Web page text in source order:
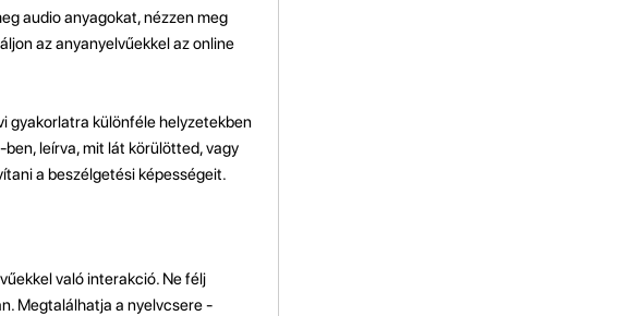
audio anyagokat, nézzen meg
az anyanyelvűekkel az online
gyakorlatra különféle helyzetekben
leírva, mit lát körülötted, vagy
a beszélgetési képességeit.
való interakció. Ne félj
Megtalálhatja a nyelvcsere -